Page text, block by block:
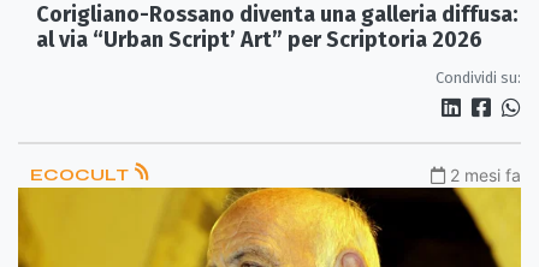
Corigliano-Rossano diventa una galleria diffusa:
al via “Urban Script’ Art” per Scriptoria 2026
Condividi su:
ECOCULT 2 mesi fa